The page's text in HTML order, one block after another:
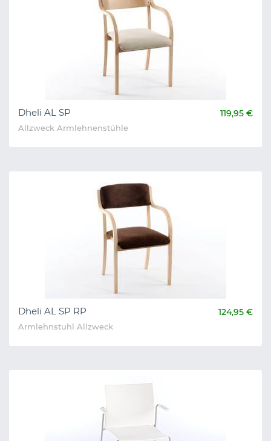
Dheli AL SP 119,95 €
Allzweck Armlehnenstühle
Dheli AL SP RP 124,95 €
Armlehnstuhl Allzweck